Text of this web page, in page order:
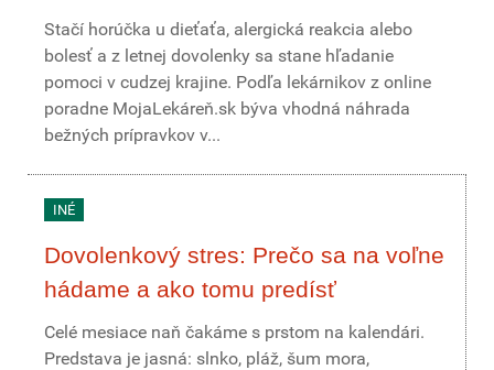
Stačí horúčka u dieťaťa, alergická reakcia alebo
bolesť a z letnej dovolenky sa stane hľadanie
pomoci v cudzej krajine. Podľa lekárnikov z online
poradne MojaLekáreň.sk býva vhodná náhrada
bežných prípravkov v...
INÉ
Dovolenkový stres: Prečo sa na voľne
hádame a ako tomu predísť
Celé mesiace naň čakáme s prstom na kalendári.
Predstava je jasná: slnko, pláž, šum mora,